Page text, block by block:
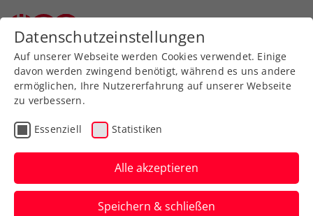
Rollstuhltennis-Infos
Alle Informationen
Datenschutzeinstellungen
Auf unserer Webseite werden Cookies verwendet. Einige
davon werden zwingend benötigt, während es uns andere
ermöglichen, Ihre Nutzererfahrung auf unserer Webseite
zu verbessern.
Essenziell Statistiken
Alle akzeptieren
Speichern & schließen